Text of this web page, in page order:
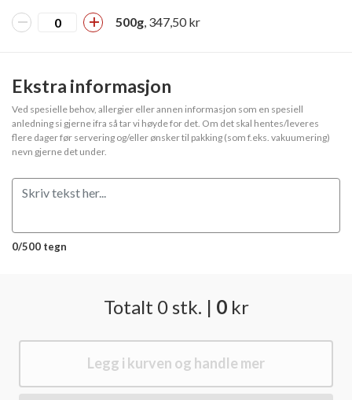
500g , 347,50 kr
Ekstra informasjon
Ved spesielle behov, allergier eller annen informasjon som en spesiell
anledning si gjerne ifra så tar vi høyde for det. Om det skal hentes/leveres
flere dager før servering og/eller ønsker til pakking (som f.eks. vakuumering)
nevn gjerne det under.
0/500 tegn
Totalt 0 stk. | 0kr
Legg i kurven og handle mer